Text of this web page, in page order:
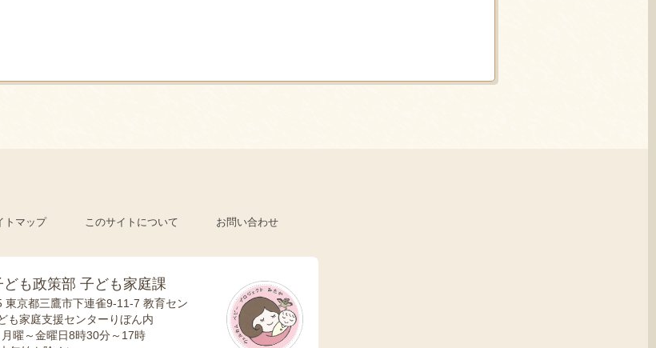
トマップ このサイトについて お問い合わせ
ども政策部 子ども家庭課
東京都三鷹市下連雀9-11-7 教育セン
も家庭支援センターりぼん内
月曜～金曜日8時30分～17時